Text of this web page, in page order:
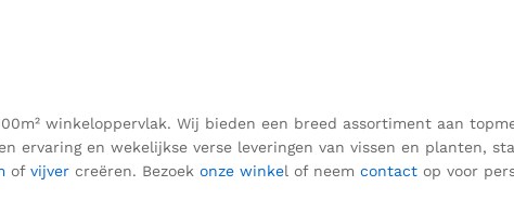
winkeloppervlak. Wij bieden een breed assortiment aan
ervaring en wekelijkse verse leveringen van vissen en planten,
of vijver creëren. Bezoek onze winkel of neem contact op voor